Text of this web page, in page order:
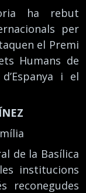
ha rebut
per
el Premi
Humans de
i el
de la Basílica
institucions
reconegudes